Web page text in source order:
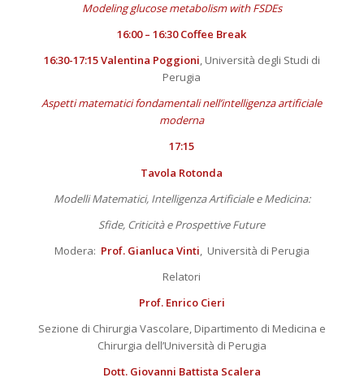
Modeling glucose metabolism with FSDEs
16:00 – 16:30 Coffee Break
16:30-17:15 Valentina Poggioni, Università degli Studi di
Perugia
Aspetti matematici fondamentali nell’intelligenza artificiale
moderna
17:15
Tavola Rotonda
Modelli Matematici, Intelligenza Artificiale e Medicina:
Sfide, Criticità e Prospettive Future
Modera: Prof. Gianluca Vinti, Università di Perugia
Relatori
Prof. Enrico Cieri
Sezione di Chirurgia Vascolare, Dipartimento di Medicina e
Chirurgia dell’Università di Perugia
Dott. Giovanni Battista Scalera